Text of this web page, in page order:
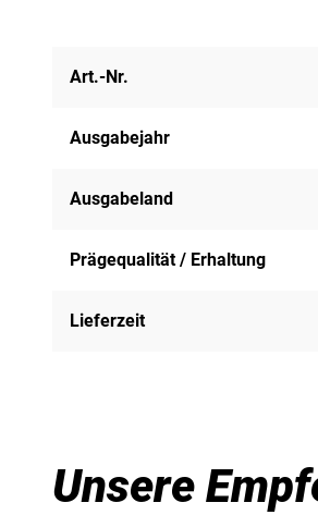
Art.-Nr.
Ausgabejahr
Ausgabeland
Prägequalität / Erhaltung
Lieferzeit
Unsere